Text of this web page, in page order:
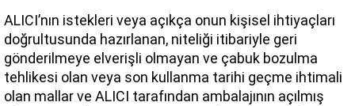
ALICI’nın istekleri veya açıkça onun kişisel ihtiyaçları
doğrultusunda hazırlanan, niteliği itibariyle geri
gönderilmeye elverişli olmayan ve çabuk bozulma
tehlikesi olan veya son kullanma tarihi geçme ihtimali
olan mallar ve ALICI tarafından ambalajının açılmış